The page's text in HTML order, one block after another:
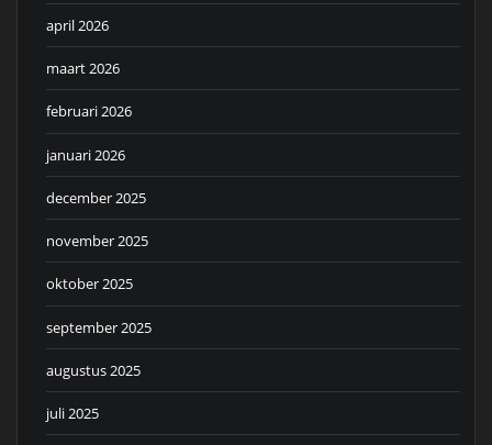
april 2026
maart 2026
februari 2026
januari 2026
december 2025
november 2025
oktober 2025
september 2025
augustus 2025
juli 2025